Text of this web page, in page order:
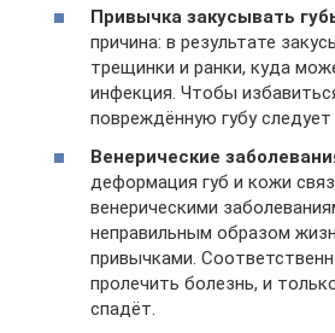
Привычка закусывать
причина: в результате
трещинки и ранки, куда
инфекция. Чтобы
повреждённую губу
Венерические
деформация губ и кожи
венерическими
неправильным образом
привычками.
пролечить болезнь, и
спадёт.